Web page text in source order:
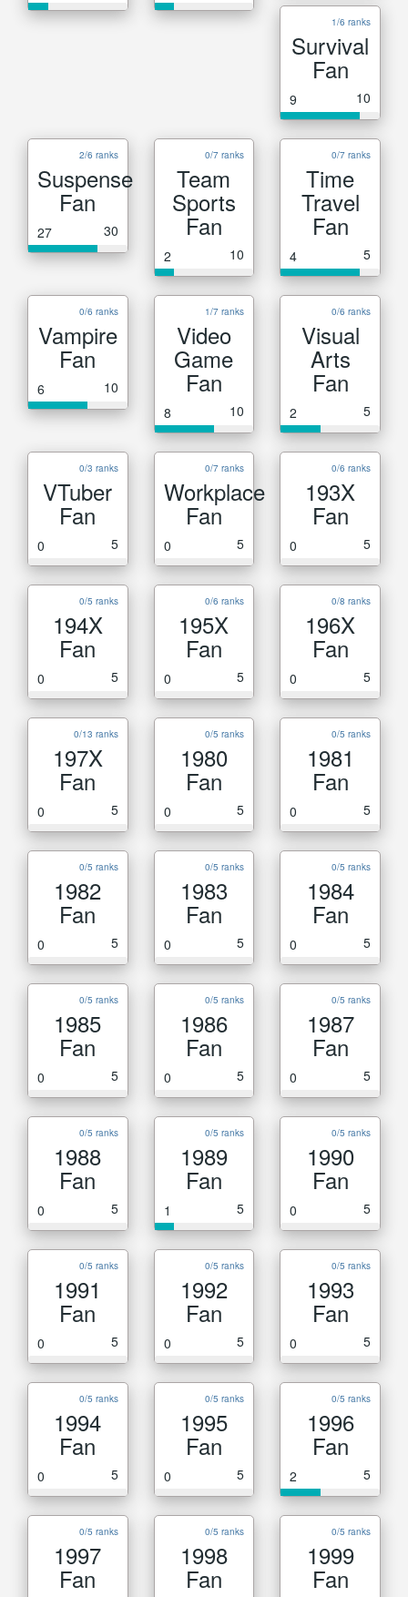
1/6 ranks
Survival
Fan
9 10
2/6 ranks
Suspense
Fan
27 30
0/7 ranks
Team
Sports
Fan
2 10
0/7 ranks
Time
Travel
Fan
4 5
0/6 ranks
Vampire
Fan
6 10
1/7 ranks
Video
Game
Fan
8 10
0/6 ranks
Visual
Arts
Fan
2 5
0/3 ranks
VTuber
Fan
0 5
0/7 ranks
Workplace
Fan
0 5
0/6 ranks
193X
Fan
0 5
0/5 ranks
194X
Fan
0 5
0/6 ranks
195X
Fan
0 5
0/8 ranks
196X
Fan
0 5
0/13 ranks
197X
Fan
0 5
0/5 ranks
1980
Fan
0 5
0/5 ranks
1981
Fan
0 5
0/5 ranks
1982
Fan
0 5
0/5 ranks
1983
Fan
0 5
0/5 ranks
1984
Fan
0 5
0/5 ranks
1985
Fan
0 5
0/5 ranks
1986
Fan
0 5
0/5 ranks
1987
Fan
0 5
0/5 ranks
1988
Fan
0 5
0/5 ranks
1989
Fan
1 5
0/5 ranks
1990
Fan
0 5
0/5 ranks
1991
Fan
0 5
0/5 ranks
1992
Fan
0 5
0/5 ranks
1993
Fan
0 5
0/5 ranks
1994
Fan
0 5
0/5 ranks
1995
Fan
0 5
0/5 ranks
1996
Fan
2 5
0/5 ranks
1997
Fan
0/5 ranks
1998
Fan
0/5 ranks
1999
Fan